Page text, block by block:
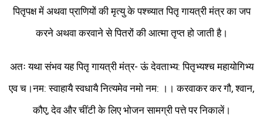
पितृपक्ष में अथवा प्राणियों की मृत्यु के पश्च्यात पितृ गायत्री मंत्र का जप
करने अथवा करवाने से पितरों की आत्मा तृप्त हो जाती है।
अतः यथा संभव यह पितृ गायत्री मंत्र- ऊं देवताभ्य: पितृभ्यश्च महायोगिभ्य
एव च।नम: स्वाहायै स्वधायै नित्यमेव नमो नम: ।। करवाकर कर गौ, श्वान,
कौए, देव और चींटी के लिए भोजन सामग्री पत्ते पर निकालें।